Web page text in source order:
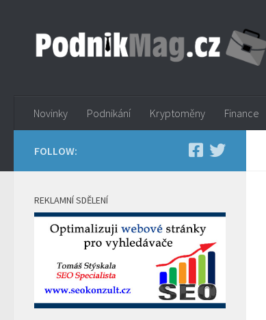
Novinky Podnikání Kryptoměny Finance
FOLLOW:
REKLAMNÍ SDĚLENÍ